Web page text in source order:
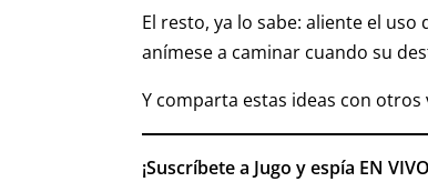
El resto, ya lo sabe: aliente el
anímese a caminar cuando su
Y comparta estas ideas con otros
¡Suscríbete a Jugo y espía EN